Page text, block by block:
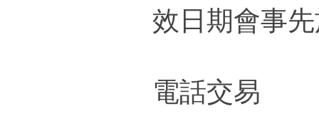
效日期會事
電話交易